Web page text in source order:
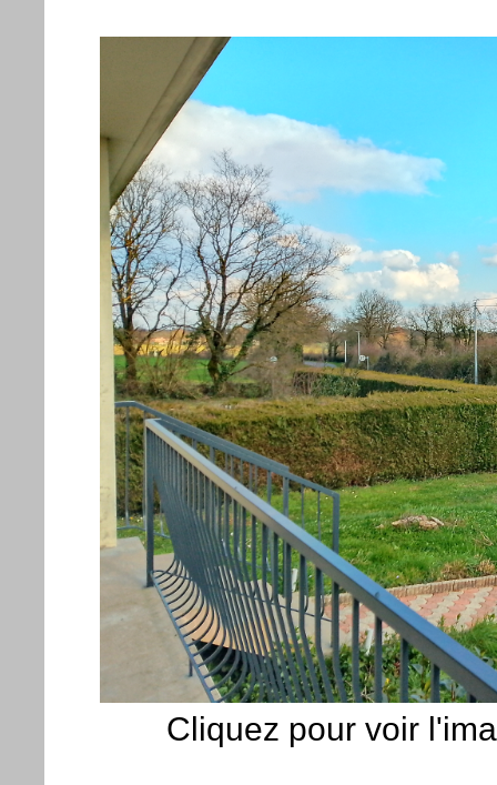
Cliquez pour voir